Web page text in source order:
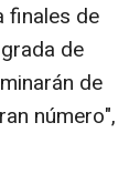
finales de
de
de
número",